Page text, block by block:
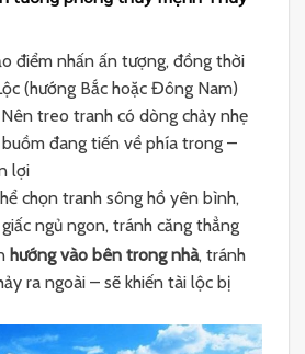
điểm nhấn ấn tượng, đồng thời
(hướng Bắc hoặc Đông Nam)
treo tranh có dòng chảy nhẹ
đang tiến về phía trong –
lợi
chọn tranh sông hồ yên bình,
ngủ ngon, tránh căng thẳng
hướng vào bên trong nhà, tránh
ra ngoài – sẽ khiến tài lộc bị